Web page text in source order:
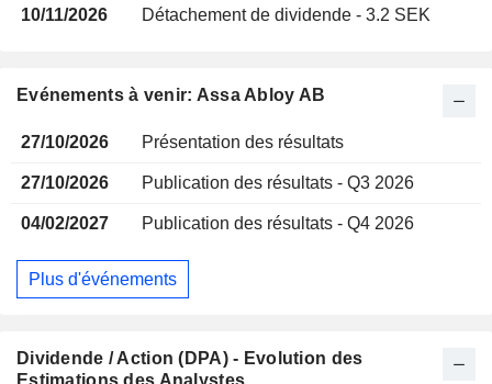
10/11/2026 Détachement de dividende - 3.2 SEK
Evénements à venir: Assa Abloy AB
27/10/2026 Présentation des résultats
27/10/2026 Publication des résultats - Q3 2026
04/02/2027 Publication des résultats - Q4 2026
Plus d'événements
Dividende / Action (DPA) - Evolution des